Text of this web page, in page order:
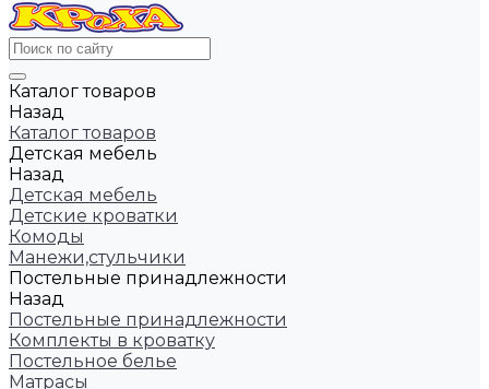
Каталог товаров
Назад
Каталог товаров
Детская мебель
Назад
Детская мебель
Детские кроватки
Комоды
Манежи,стульчики
Постельные принадлежности
Назад
Постельные принадлежности
Комплекты в кроватку
Постельное белье
Матрасы